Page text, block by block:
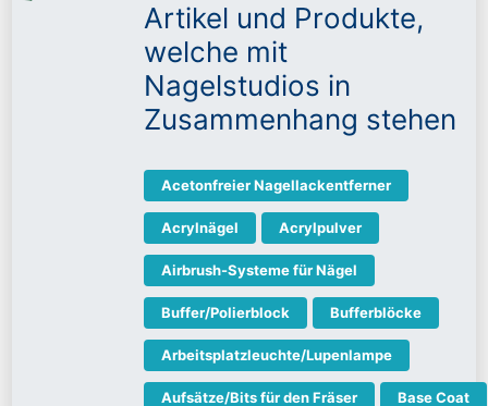
Artikel und Produkte,
welche mit
Nagelstudios in
Zusammenhang stehen
Acetonfreier Nagellackentferner
Acrylnägel Acrylpulver
Airbrush-Systeme für Nägel
Buffer/Polierblock Bufferblöcke
Arbeitsplatzleuchte/Lupenlampe
Aufsätze/Bits für den Fräser Base Coat